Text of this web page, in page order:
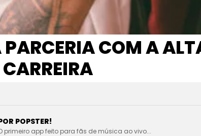
COM A
POPSTER!
primeiro app feito para fãs de música ao vivo...